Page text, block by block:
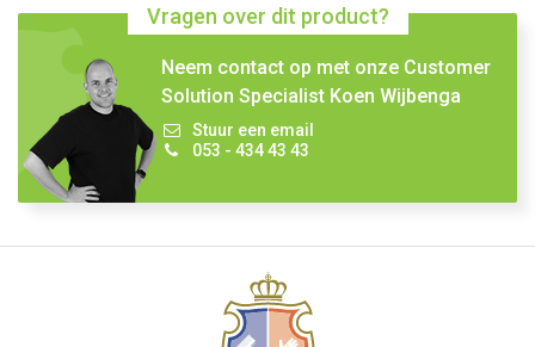
Vragen over dit product?
Neem contact op met onze Customer
Solution Specialist Koen Wijbenga
Stuur een email
053 - 434 43 43